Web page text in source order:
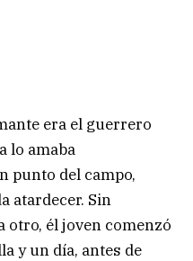
era el guerrero
lo amaba
punto del campo,
atardecer. Sin
otro, él joven comenzó
y un día, antes de